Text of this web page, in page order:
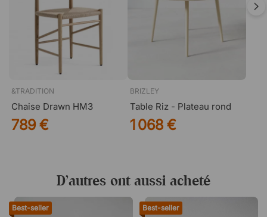
&TRADITION
Chaise Drawn HM3
789 €
BRIZLEY
Table Riz - Plateau rond
1 068 €
D’autres ont aussi acheté
Best-seller Best-seller